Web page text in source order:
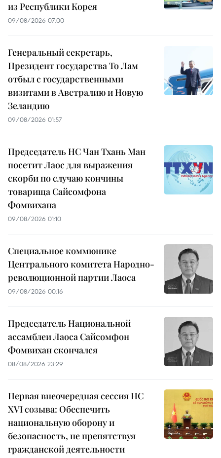
из Республики Корея
09/08/2026 07:00
Генеральный секретарь,
Президент государства То Лам
отбыл с государственными
визитами в Австралию и Новую
Зеландию
09/08/2026 01:57
Председатель НС Чан Тхань Ман
посетит Лаос для выражения
скорби по случаю кончины
товарища Сайсомфона
Фомвихана
09/08/2026 01:10
Специальное коммюнике
Центрального комитета Народно-
революционной партии Лаоса
09/08/2026 00:16
Председатель Национальной
ассамблеи Лаоса Сайсомфон
Фомвихан скончался
08/08/2026 23:29
Первая внеочередная сессия НС
XVI созыва: Обеспечить
национальную оборону и
безопасность, не препятствуя
гражданской деятельности